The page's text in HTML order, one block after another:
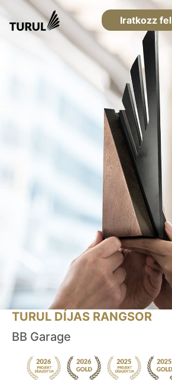
Iratkozz fel
TURUL DÍJAS RANGSOR
BB Garage